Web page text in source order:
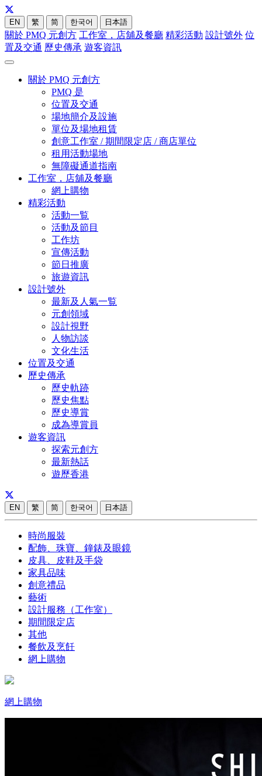
EN 繁 简 한국어 日本語
關於 PMQ 元創方 工作室，店舖及餐廳 精彩活動 設計號外 位
置及交通 歷史傳承 遊客資訊
關於 PMQ 元創方
PMQ 是
位置及交通
場地簡介及設施
單位及場地租賃
創意工作室 / 期間限定店 / 商店單位
租用活動場地
無障礙通道指南
工作室，店舖及餐廳
網上購物
精彩活動
活動一覧
活動及節目
工作坊
宣傳活動
節日推廣
旅遊資訊
設計號外
最新及人氣一覧
元創領域
設計視野
人物訪談
文化生活
位置及交通
歷史傳承
歷史軌跡
歷史焦點
歷史導賞
成為導賞員
遊客資訊
探索元創方
最新熱話
遊歷香港
EN 繁 简 한국어 日本語
時尚服裝
配飾、珠寶、鐘錶及眼鏡
皮具、皮鞋及手袋
家具品味
創意禮品
藝術
設計服務（工作室）
期間限定店
其他
餐飲及烹飪
網上購物
網上購物